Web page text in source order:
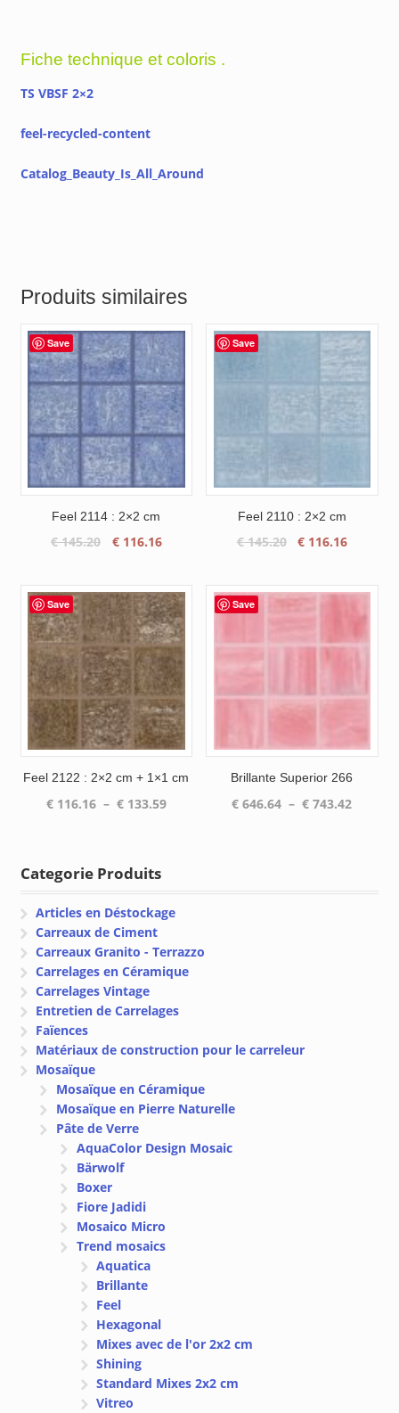
Fiche technique et coloris .
TS VBSF 2×2
feel-recycled-content
Catalog_Beauty_Is_All_Around
Produits similaires
Save
Feel 2114 : 2×2 cm
€145.20
Le
était :
€ 145.20.
€116.16Le
est :
€ 116.16.
Save
Feel 2110 : 2×2 cm
€145.20
Le
était :
€ 116.16Le
est :
€
Save
Feel 2122 : 2×2 cm + 1×1 cm
€116.16 – €133.59Plage
Save
Brillante Superior 266
€ 646.64 – € 743.42Plage
Categorie Produits
Articles en Déstockage
Carreaux de Ciment
Carreaux Granito - Terrazzo
Carrelages en Céramique
Carrelages Vintage
Entretien de Carrelages
Faïences
Matériaux de construction pour le carreleur
Mosaïque
Mosaïque en Céramique
Mosaïque en Pierre Naturelle
Pâte de Verre
AquaColor Design Mosaic
Bärwolf
Boxer
Fiore Jadidi
Mosaico Micro
Trend mosaics
Aquatica
Brillante
Feel
Hexagonal
Mixes avec de l'or 2x2 cm
Shining
Standard Mixes 2x2 cm
Vitreo